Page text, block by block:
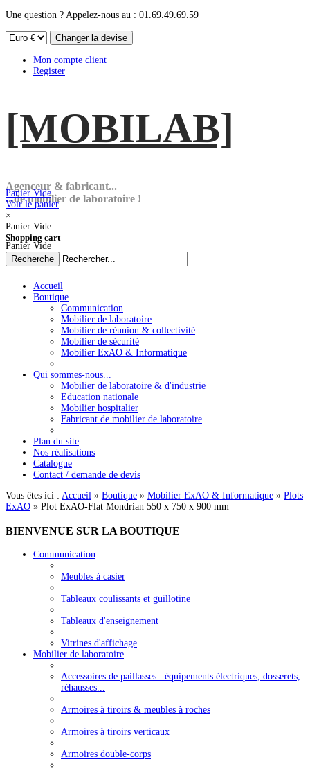
Une question ? Appelez-nous au : 01.69.49.69.59
Mon compte client
Register
[MOBILAB]
Agenceur & fabricant...
...de mobilier de laboratoire !
Panier Vide
Voir le panier
×
Panier Vide
Shopping cart
Panier Vide
Accueil
Boutique
Communication
Mobilier de laboratoire
Mobilier de réunion & collectivité
Mobilier de sécurité
Mobilier ExAO & Informatique
Qui sommes-nous...
Mobilier de laboratoire & d'industrie
Education nationale
Mobilier hospitalier
Fabricant de mobilier de laboratoire
Plan du site
Nos réalisations
Catalogue
Contact / demande de devis
Vous êtes ici : Accueil » Boutique » Mobilier ExAO & Informatique » Plots
ExAO » Plot ExAO-Flat Mondrian 550 x 750 x 900 mm
BIENVENUE SUR LA BOUTIQUE
Communication
Meubles à casier
Tableaux coulissants et guillotine
Tableaux d'enseignement
Vitrines d'affichage
Mobilier de laboratoire
Accessoires de paillasses : équipements électriques, dosserets,
réhausses...
Armoires à tiroirs & meubles à roches
Armoires à tiroirs verticaux
Armoires double-corps